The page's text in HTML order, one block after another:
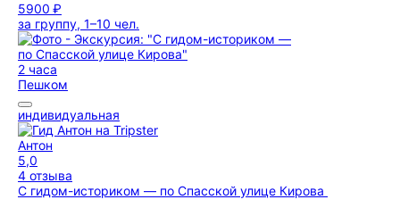
5900 ₽
за группу, 1–10 чел.
2 часа
Пешком
индивидуальная
Антон
5,0
4 отзыва
С гидом-историком — по Спасской улице Кирова